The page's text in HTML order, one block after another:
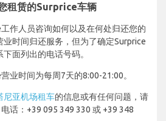
租赁的Surprice车辆
作人员咨询如何以及在何处归还您的
时间归还服务，但为了确定Surprice
面列出的电话号码。
业时间为每周7天的8:00-21:00。
尼亚机场租车的信息或有任何问题，请
话：+39 095 349 330 或 +39 348